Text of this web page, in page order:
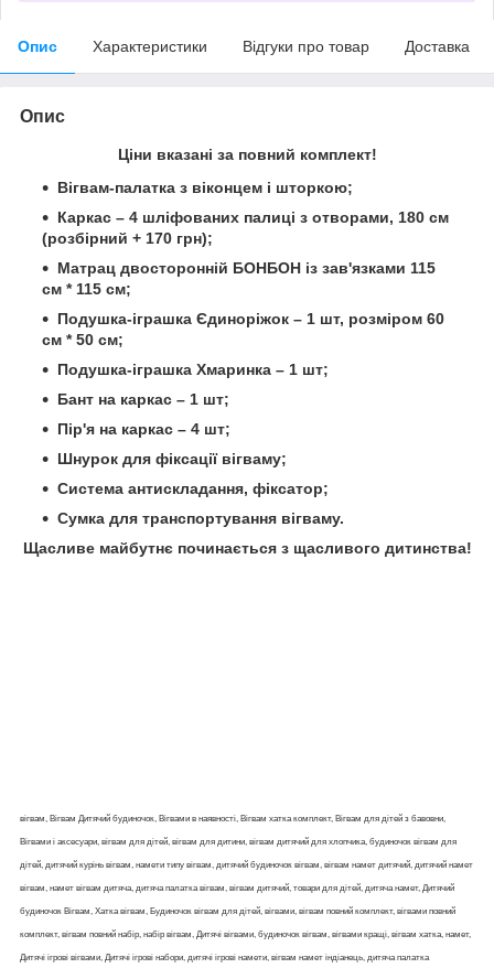
Опис Характеристики Відгуки про товар Доставка
Опис
Ціни вказані за повний комплект!
Вігвам-палатка з віконцем і шторкою;
Каркас – 4 шліфованих палиці з отворами, 180 см
(розбірний + 170 грн);
Матрац двосторонній БОНБОН із зав'язками 115
см * 115 см;
Подушка-іграшка Єдиноріжок – 1 шт, розміром 60
см * 50 см;
Подушка-іграшка Хмаринка – 1 шт;
Бант на каркас – 1 шт;
Пір'я на каркас – 4 шт;
Шнурок для фіксації вігваму;
Система антискладання, фіксатор;
Сумка для транспортування вігваму.
Щасливе майбутнє починається з щасливого дитинства!
вігвам, Вігвам Дитячий будиночок, Вігвами в наявності, Вігвам хатка комплект, Вігвам для дітей з бавовни,
Вігвами і аксесуари, вігвам для дітей, вігвам для дитини, вігвам дитячий для хлопчика, будиночок вігвам для
дітей, дитячий курінь вігвам, намети типу вігвам, дитячий будиночок вігвам, вігвам намет дитячий, дитячий намет
вігвам, намет вігвам дитяча, дитяча палатка вігвам, вігвам дитячий, товари для дітей, дитяча намет, Дитячий
будиночок Вігвам, Хатка вігвам, Будиночок вігвам для дітей, вігвами, вігвам повний комплект, вігвами повний
комплект, вігвам повний набір, набір вігвам, Дитячі вігвами, будиночок вігвам, вігвами кращі, вігвам хатка, намет,
Дитячі ігрові вігвами, Дитячі ігрові набори, дитячі ігрові намети, вігвам намет індіанець, дитяча палатка